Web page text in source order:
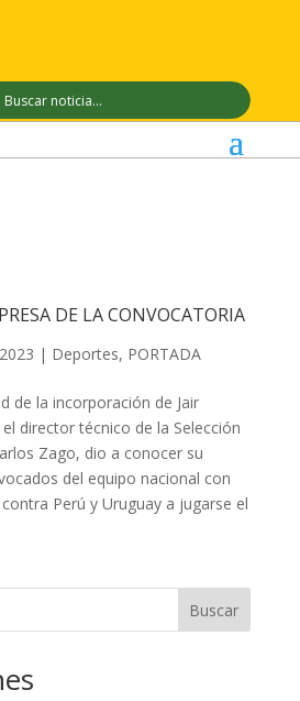
DE LA CONVOCATORIA
| Deportes, PORTADA
de la incorporación de Jair
director técnico de la Selección
Zago, dio a conocer su
del equipo nacional con
Perú y Uruguay a jugarse el
Buscar